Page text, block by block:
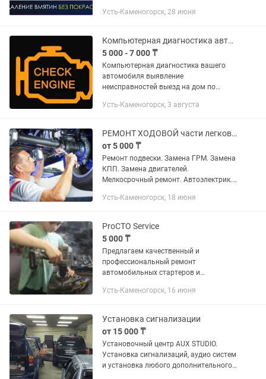
работы.Оценка повреждений .Стаж
Усть-Каменогорск, 28 июня
Компьютерная диагностика автомобиля 24/7 Выезд на дом
5 000 - 7 000 ₸
Компьютерная диагностика вашего
автомобиля выявление
неисправностей выезд на дом по
Усть-Каменогорск, 3 августа
РЕМОНТ ХОДОВОЙ части легковых автомобилей.
от 5 000 ₸
Ремонт подвески. Замена ГРМ. Замена
КПП. Замена двигателей.
Мелкосрочный ремонт. Автоэлектрик.
Усть-Каменогорск, 18 июня
ProСТО Service
5 000 ₸
Предлагаем качественный и
профессиональный ремонт
автомобильных стартеров и
Наличие стенда. Пр.Назарбаева 152
Оригинальный стартер и...
Усть-Каменогорск, 16 июня
Установка сигнализации
от 15 000 ₸
Установочный центр AUX STUDIO.
Установка сигнализаций, аудио систем
и установка любого дополнительного